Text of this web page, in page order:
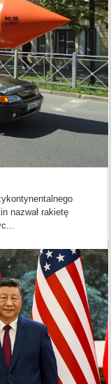
nazwał rakietę